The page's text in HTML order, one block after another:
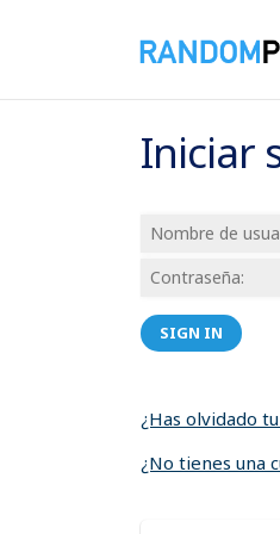
Iniciar
SIGN IN
¿Has olvidado
¿No tienes una